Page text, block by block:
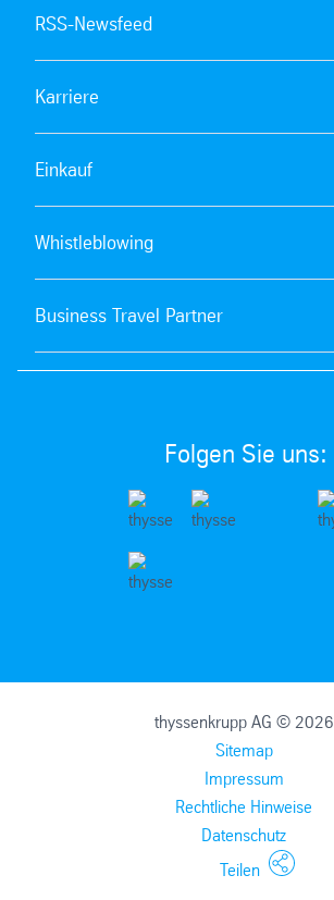
RSS-Newsfeed
Karriere
Einkauf
Whistleblowing
Business Travel Partner
Folgen Sie uns:
thyssenkrupp AG © 2026
Sitemap
Impressum
Rechtliche Hinweise
Datenschutz
Teilen